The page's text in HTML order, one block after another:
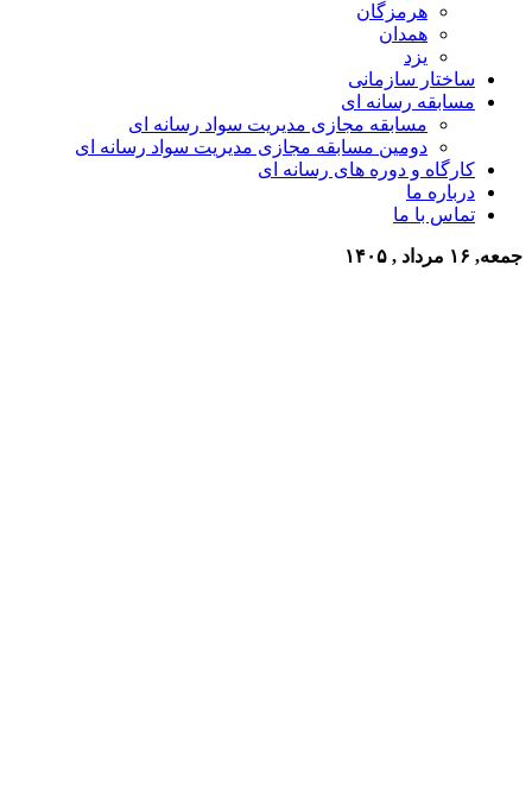
هرمزگان
همدان
یزد
ساختار سازمانی
مسابقه رسانه ای
مسابقه مجازی مدیریت سواد رسانه ای
دومین مسابقه مجازی مدیریت سواد رسانه ای
کارگاه و دوره های رسانه ای
درباره ما
تماس با ما
جمعه, ۱۶ مرداد , ۱۴۰۵